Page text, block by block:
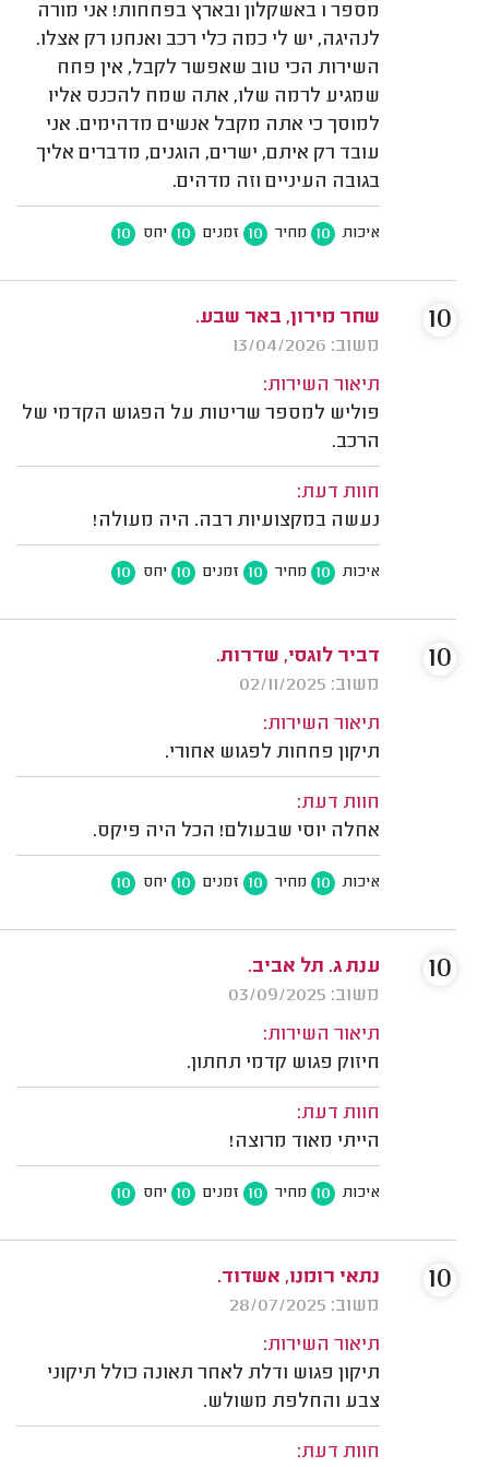
מספר 1 באשקלון ובארץ בפחחות! אני מורה
לנהיגה, יש לי כמה כלי רכב ואנחנו רק אצלו.
השירות הכי טוב שאפשר לקבל, אין פחח
שמגיע לרמה שלו, אתה שמח להכנס אליו
למוסך כי אתה מקבל אנשים מדהימים. אני
עובד רק איתם, ישרים, הוגנים, מדברים אליך
בגובה העיניים וזה מדהים.
איכות 10 מחיר 10 זמנים 10 יחס 10
שחר מירון, באר שבע.
משוב: 13/04/2026
תיאור השירות:
פוליש למספר שריטות על הפגוש הקדמי של
הרכב.
חוות דעת:
נעשה במקצועיות רבה. היה מעולה!
איכות 10 מחיר 10 זמנים 10 יחס 10
10
דביר לוגסי, שדרות.
משוב: 02/11/2025
תיאור השירות:
תיקון פחחות לפגוש אחורי.
חוות דעת:
אחלה יוסי שבעולם! הכל היה פיקס.
איכות 10 מחיר 10 זמנים 10 יחס 10
10
ענת ג. תל אביב.
משוב: 03/09/2025
תיאור השירות:
חיזוק פגוש קדמי תחתון.
חוות דעת:
הייתי מאוד מרוצה!
איכות 10 מחיר 10 זמנים 10 יחס 10
10
נתאי רומנו, אשדוד.
משוב: 28/07/2025
תיאור השירות:
תיקון פגוש ודלת לאחר תאונה כולל תיקוני
צבע והחלפת משולש.
חוות דעת:
10